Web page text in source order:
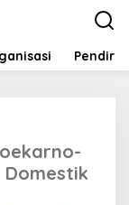
Pendiri